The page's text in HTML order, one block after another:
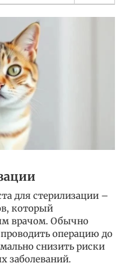
для стерилизации –
который
врачом. Обычно
операцию до
снизить риски
заболеваний.